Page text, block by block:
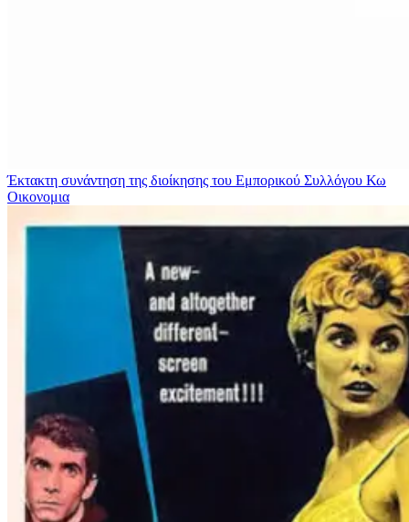
Έκτακτη συνάντηση της διοίκησης του Εμπορικού Συλλόγου Κω
Οικονομια